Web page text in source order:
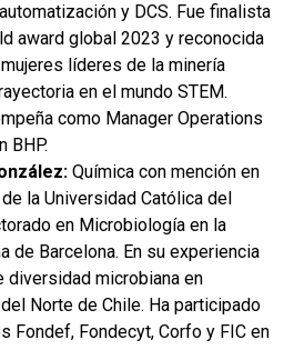
y DCS. Fue finalista
award global 2023 y reconocida
líderes de la minería
en el mundo STEM.
como Manager Operations
BHP.
Química con mención en
la Universidad Católica del
en Microbiología en la
de Barcelona. En su experiencia
microbiana en
Norte de Chile. Ha participado
Fondef, Fondecyt, Corfo y FIC en